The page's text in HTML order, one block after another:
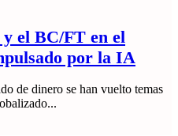
el BC/FT en el
por la IA
de dinero se han vuelto temas